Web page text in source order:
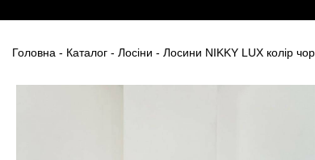
Головна - Каталог - Лосіни - Лосини NIKKY LUX колір